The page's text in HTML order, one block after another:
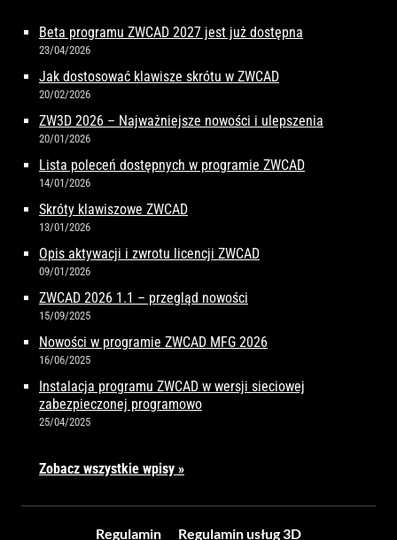
Beta programu ZWCAD 2027 jest już dostępna
23/04/2026
Jak dostosować klawisze skrótu w ZWCAD
20/02/2026
ZW3D 2026 – Najważniejsze nowości i ulepszenia
20/01/2026
Lista poleceń dostępnych w programie ZWCAD
14/01/2026
Skróty klawiszowe ZWCAD
13/01/2026
Opis aktywacji i zwrotu licencji ZWCAD
09/01/2026
ZWCAD 2026 1.1 – przegląd nowości
15/09/2025
Nowości w programie ZWCAD MFG 2026
16/06/2025
Instalacja programu ZWCAD w wersji sieciowej
zabezpieczonej programowo
25/04/2025
Zobacz wszystkie wpisy »
Regulamin Regulamin usług 3D